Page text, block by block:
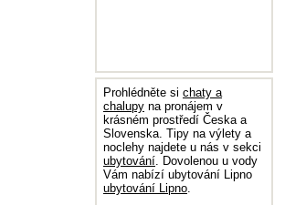
Prohlédněte si chaty a
chalupy na pronájem v
krásném prostředí Česka a
Slovenska. Tipy na výlety a
noclehy najdete u nás v sekci
ubytování. Dovolenou u vody
Vám nabízí ubytování Lipno
ubytování Lipno.